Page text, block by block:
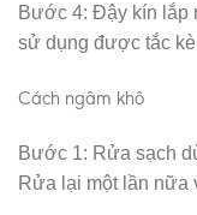
Bước 4: Đậy kín lắp
sử dụng được tắc
Cách ngâm khô
Bước 1: Rửa sạch
Rửa lại một lần nữa